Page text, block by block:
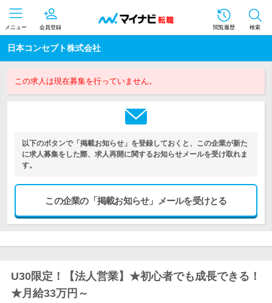
メニュー 会員登録 閲覧履歴 検索
日本コンセプト株式会社
この求人は現在募集を行っていません。
以下のボタンで「掲載お知らせ」を登録しておくと、この企業が新た
に求人募集をした際、求人再開に関するお知らせメールを受け取れま
す。
この企業の「掲載お知らせ」メールを受けとる
U30限定！【法人営業】★初心者でも成長できる！
★月給33万円～